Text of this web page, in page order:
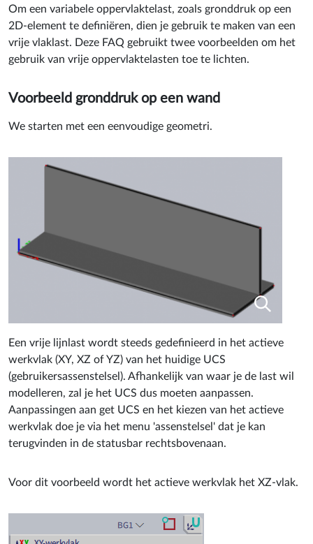
Om een variabele oppervlaktelast, zoals gronddruk op een
2D-element te definiëren, dien je gebruik te maken van een
vrije vlaklast. Deze FAQ gebruikt twee voorbeelden om het
gebruik van vrije oppervlaktelasten toe te lichten.
Voorbeeld gronddruk op een wand
We starten met een eenvoudige geometri.
Een vrije lijnlast wordt steeds gedefinieerd in het actieve
werkvlak (XY, XZ of YZ) van het huidige UCS
(gebruikersassenstelsel). Afhankelijk van waar je de last wil
modelleren, zal je het UCS dus moeten aanpassen.
Aanpassingen aan get UCS en het kiezen van het actieve
werkvlak doe je via het menu 'assenstelsel' dat je kan
terugvinden in de statusbar rechtsbovenaan.
Voor dit voorbeeld wordt het actieve werkvlak het XZ-vlak.